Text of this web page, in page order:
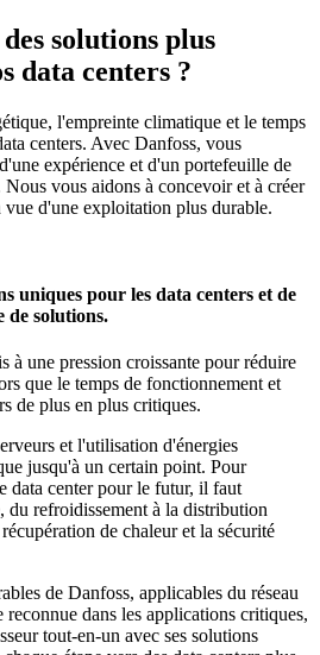
solutions plus
data centers ?
l'empreinte climatique et le temps
centers. Avec Danfoss, vous
expérience et d'un portefeuille de
vous aidons à concevoir et à créer
vue d'une exploitation plus durable.
uniques pour les data centers et de
de solutions.
à une pression croissante pour réduire
que le temps de fonctionnement et
de plus en plus critiques.
et l'utilisation d'énergies
jusqu'à un certain point. Pour
data center pour le futur, il faut
du refroidissement à la distribution
de chaleur et la sécurité
de Danfoss, applicables du réseau
reconnue dans les applications critiques,
tout-en-un avec ses solutions